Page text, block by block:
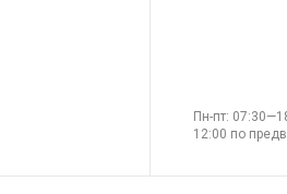
Пн-пт:
12:00 по